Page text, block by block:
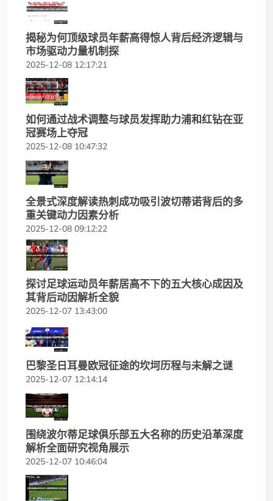
揭秘为何顶级球员年薪高得惊人背后经济逻辑与
市场驱动力量机制探
2025-12-08 12:17:21
如何通过战术调整与球员发挥助力浦和红钻在亚
冠赛场上夺冠
2025-12-08 10:47:32
全景式深度解读热刺成功吸引波切蒂诺背后的多
重关键动力因素分析
2025-12-08 09:12:22
探讨足球运动员年薪居高不下的五大核心成因及
其背后动因解析全貌
2025-12-07 13:43:00
巴黎圣日耳曼欧冠征途的坎坷历程与未解之谜
2025-12-07 12:14:14
围绕波尔蒂足球俱乐部五大名称的历史沿革深度
解析全面研究视角展示
2025-12-07 10:46:04